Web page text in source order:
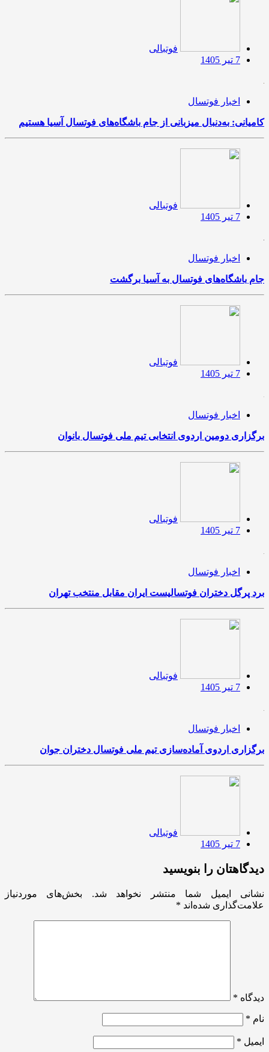
فوتبالی
7 تیر 1405
اخبار فوتسال
کامیانی: به‌دنبال میزبانی از جام باشگاه‌های فوتسال آسیا هستیم
فوتبالی
7 تیر 1405
اخبار فوتسال
جام‌ باشگاه‌های فوتسال به آسیا برگشت
فوتبالی
7 تیر 1405
اخبار فوتسال
برگزاری دومین اردوی انتخابی تیم ملی فوتسال بانوان
فوتبالی
7 تیر 1405
اخبار فوتسال
برد پرگل دختران فوتسالیست ایران مقابل منتخب تهران
فوتبالی
7 تیر 1405
اخبار فوتسال
برگزاری اردوی آماده‌سازی تیم ملی فوتسال دختران جوان
فوتبالی
7 تیر 1405
دیدگاهتان را بنویسید
نشانی ایمیل شما منتشر نخواهد شد.
بخش‌های موردنیاز
علامت‌گذاری شده‌اند *
دیدگاه *
نام *
ایمیل *